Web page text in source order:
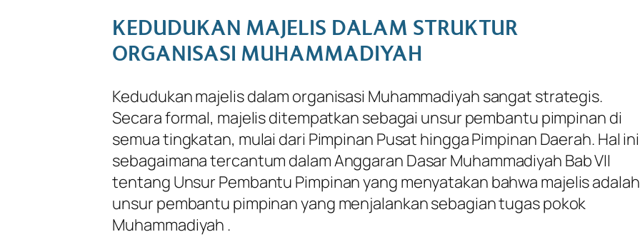
KEDUDUKAN MAJELIS DALAM STRUKTUR
ORGANISASI MUHAMMADIYAH
Kedudukan majelis dalam organisasi Muhammadiyah sangat strategis.
Secara formal, majelis ditempatkan sebagai unsur pembantu pimpinan di
semua tingkatan, mulai dari Pimpinan Pusat hingga Pimpinan Daerah. Hal ini
sebagaimana tercantum dalam Anggaran Dasar Muhammadiyah Bab VII
tentang Unsur Pembantu Pimpinan yang menyatakan bahwa majelis adalah
unsur pembantu pimpinan yang menjalankan sebagian tugas pokok
Muhammadiyah .